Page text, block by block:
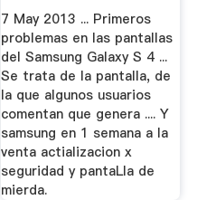
7 May 2013 ... Primeros
problemas en las pantallas
del Samsung Galaxy S 4 ...
Se trata de la pantalla, de
la que algunos usuarios
comentan que genera .... Y
samsung en 1 semana a la
venta actializacion x
seguridad y pantaLla de
mierda.